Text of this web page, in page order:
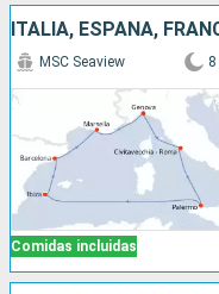
ITALIA, ESPAÑA,
Comidas incluidas
MSC Seaview 8